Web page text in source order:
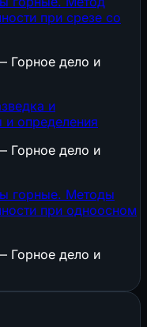
при срезе со
Горное дело и
и
и определения
Горное дело и
горные. Методы
при одноосном
Горное дело и